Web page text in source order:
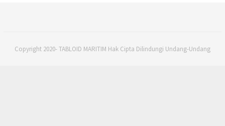
Copyright 2020- TABLOID MARITIM Hak Cipta Dilindungi Undang-Undang